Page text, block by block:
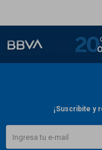
¡Suscribite y